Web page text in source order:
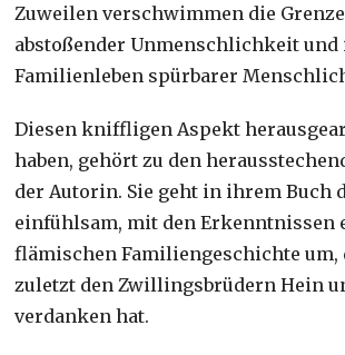
Zuweilen verschwimmen die
abstoßender Unmenschlichkeit und
Familienleben spürbarer
Diesen kniffligen Aspekt
haben, gehört zu den
der Autorin. Sie geht in ihrem Buch
einfühlsam, mit den Erkenntnissen
flämischen Familiengeschichte um,
zuletzt den Zwillingsbrüdern Hein
verdanken hat.